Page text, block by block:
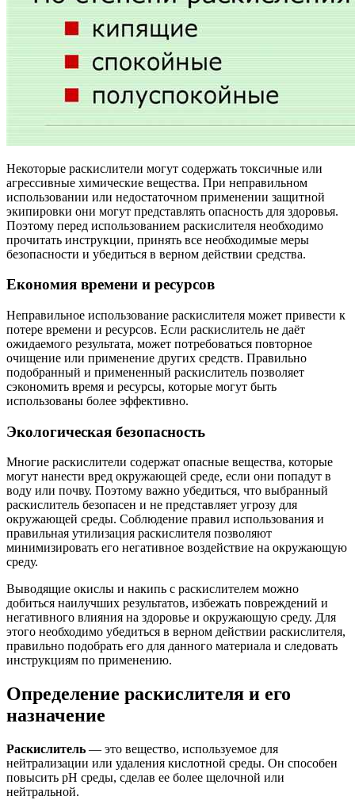
Некоторые раскислители могут содержать токсичные или
агрессивные химические вещества. При неправильном
использовании или недостаточном применении защитной
экипировки они могут представлять опасность для здоровья.
Поэтому перед использованием раскислителя необходимо
прочитать инструкции, принять все необходимые меры
безопасности и убедиться в верном действии средства.
Eкономия времени и ресурсов
Неправильное использование раскислителя может привести к
потере времени и ресурсов. Если раскислитель не даёт
ожидаемого результата, может потребоваться повторное
очищение или применение других средств. Правильно
подобранный и примененный раскислитель позволяет
сэкономить время и ресурсы, которые могут быть
использованы более эффективно.
Экологическая безопасность
Многие раскислители содержат опасные вещества, которые
могут нанести вред окружающей среде, если они попадут в
воду или почву. Поэтому важно убедиться, что выбранный
раскислитель безопасен и не представляет угрозу для
окружающей среды. Соблюдение правил использования и
правильная утилизация раскислителя позволяют
минимизировать его негативное воздействие на окружающую
среду.
Выводящие окислы и накипь с раскислителем можно
добиться наилучших результатов, избежать повреждений и
негативного влияния на здоровье и окружающую среду. Для
этого необходимо убедиться в верном действии раскислителя,
правильно подобрать его для данного материала и следовать
инструкциям по применению.
Определение раскислителя и его
назначение
Раскислитель — это вещество, используемое для
нейтрализации или удаления кислотной среды. Он способен
повысить рН среды, сделав ее более щелочной или
нейтральной.